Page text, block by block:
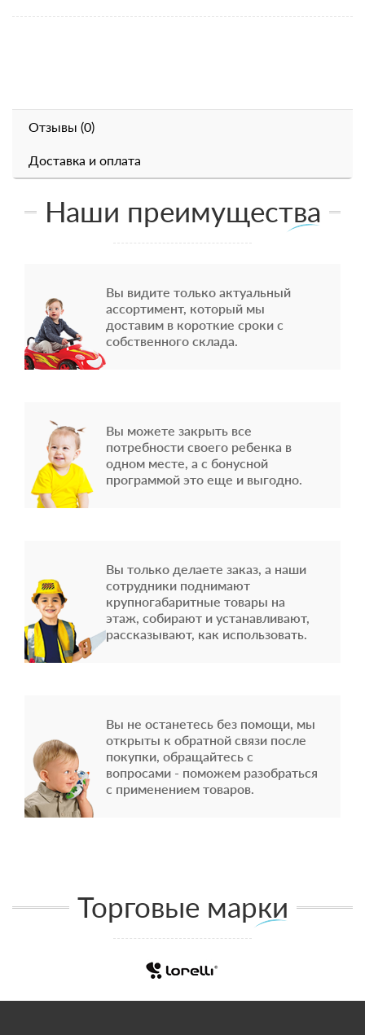
Отзывы (0)
Доставка и оплата
Наши преимущества
Вы видите только актуальный
ассортимент, который мы
доставим в короткие сроки с
собственного склада.
Вы можете закрыть все
потребности своего ребенка в
одном месте, а с бонусной
программой это еще и выгодно.
Вы только делаете заказ, а наши
сотрудники поднимают
крупногабаритные товары на
этаж, собирают и устанавливают,
рассказывают, как использовать.
Вы не останетесь без помощи, мы
открыты к обратной связи после
покупки, обращайтесь с
вопросами - поможем разобраться
с применением товаров.
Торговые марки